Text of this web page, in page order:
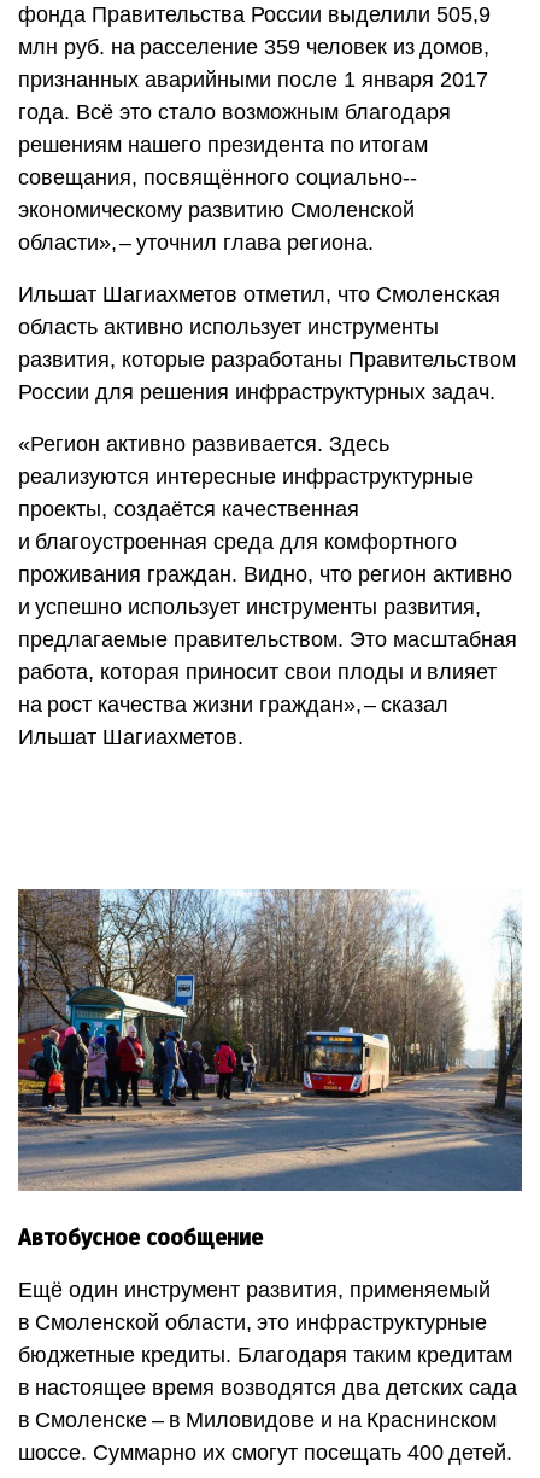
фонда Правительства России выделили 505,9
млн руб. на расселение 359 человек из домов,
признанных аварийными после 1 января 2017
года. Всё это стало возможным благодаря
решениям нашего президента по итогам
совещания, посвящённого социально-­
экономическому развитию Смоленской
области», – ​уточнил глава региона.
Ильшат Шагиахметов отметил, что Смоленская
область активно использует инструменты
развития, которые разработаны Правительством
России для решения инфраструктурных задач.
«Регион активно развивается. Здесь
реализуются интересные инфраструктурные
проекты, создаётся качественная
и благоустроенная среда для комфортного
проживания граждан. Видно, что регион активно
и успешно использует инструменты развития,
предлагаемые правительством. Это масштабная
работа, которая приносит свои плоды и влияет
на рост качества жизни граждан», – ​сказал
Ильшат Шагиахметов.
Автобусное сообщение
Ещё один инструмент развития, применяемый
в Смоленской области, ​это инфраструктурные
бюджетные кредиты. Благодаря таким кредитам
в настоящее время возводятся два детских сада
в Смоленске – ​в Миловидове и на Краснинском
шоссе. Суммарно их смогут посещать 400 детей.